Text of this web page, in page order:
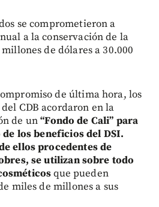
se comprometieron a
a la conservación de la
de dólares a 30.000
de última hora, los
CDB acordaron en la
de un“Fondo de Cali” para
los beneficios del DSI.
ellos procedentes de
se utilizan sobre todo
que pueden
miles de millones a sus